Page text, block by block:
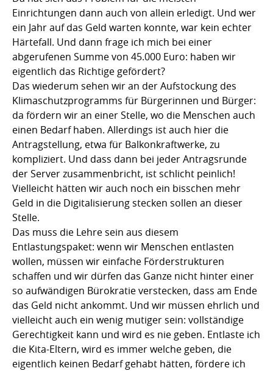
Einrichtungen dann auch von allein erledigt. Und wer
ein Jahr auf das Geld warten konnte, war kein echter
Härtefall. Und dann frage ich mich bei einer
abgerufenen Summe von 45.000 Euro: haben wir
eigentlich das Richtige gefördert?
Das wiederum sehen wir an der Aufstockung des
Klimaschutzprogramms für Bürgerinnen und Bürger:
da fördern wir an einer Stelle, wo die Menschen auch
einen Bedarf haben. Allerdings ist auch hier die
Antragstellung, etwa für Balkonkraftwerke, zu
kompliziert. Und dass dann bei jeder Antragsrunde
der Server zusammenbricht, ist schlicht peinlich!
Vielleicht hätten wir auch noch ein bisschen mehr
Geld in die Digitalisierung stecken sollen an dieser
Stelle.
Das muss die Lehre sein aus diesem
Entlastungspaket: wenn wir Menschen entlasten
wollen, müssen wir einfache Förderstrukturen
schaffen und wir dürfen das Ganze nicht hinter einer
so aufwändigen Bürokratie verstecken, dass am Ende
das Geld nicht ankommt. Und wir müssen ehrlich und
vielleicht auch ein wenig mutiger sein: vollständige
Gerechtigkeit kann und wird es nie geben. Entlaste ich
die Kita-Eltern, wird es immer welche geben, die
eigentlich keinen Bedarf gehabt hätten, fördere ich